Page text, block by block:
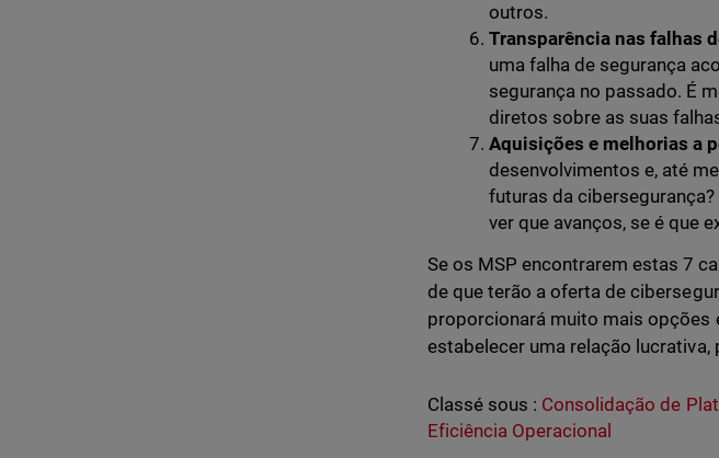
outros.
Transparência nas falhas
uma falha de segurança
segurança no passado. É
diretos sobre as suas
Aquisições e melhorias a
desenvolvimentos e, até
futuras da
ver que avanços, se é que
Se os MSP encontrarem estas 7
de que terão a oferta de
proporcionará muito mais opções
estabelecer uma relação
Classé sous : Consolidação de
Eficiência Operacional